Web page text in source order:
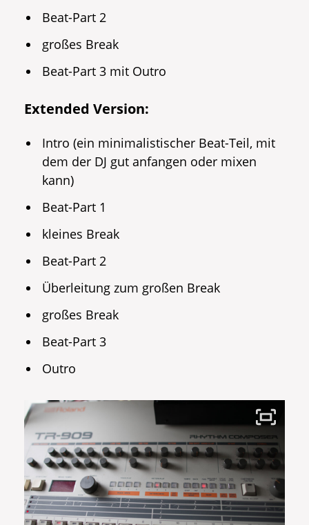
Beat-Part 2
großes Break
Beat-Part 3 mit Outro
Extended Version:
Intro (ein minimalistischer Beat-Teil, mit
dem der DJ gut anfangen oder mixen
kann)
Beat-Part 1
kleines Break
Beat-Part 2
Überleitung zum großen Break
großes Break
Beat-Part 3
Outro